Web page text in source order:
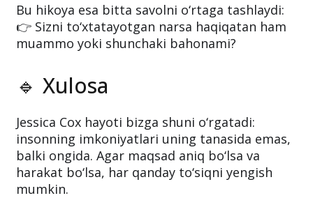
Bu hikoya esa bitta savolni o‘rtaga tashlaydi:
👉 Sizni to‘xtatayotgan narsa haqiqatan ham
muammo yoki shunchaki bahonami?
🔹 Xulosa
Jessica Cox hayoti bizga shuni o‘rgatadi:
insonning imkoniyatlari uning tanasida emas,
balki ongida. Agar maqsad aniq bo‘lsa va
harakat bo‘lsa, har qanday to‘siqni yengish
mumkin.